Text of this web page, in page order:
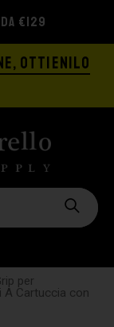
€129
OTTIENILO
per
A Cartuccia con